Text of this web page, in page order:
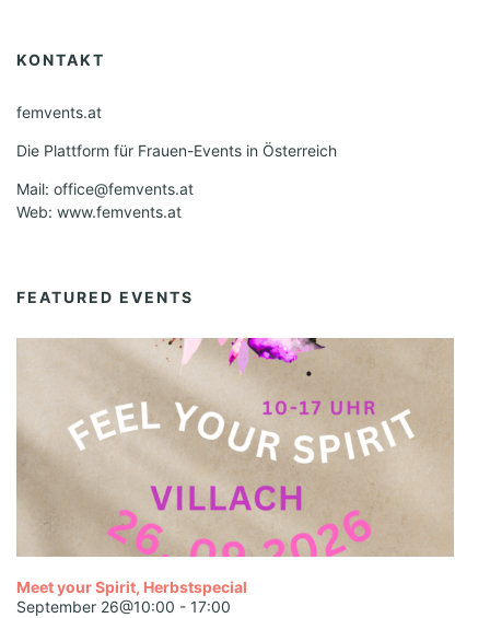
KONTAKT
femvents.at
Die Plattform für Frauen-Events in Österreich
Mail: office@femvents.at
Web: www.femvents.at
FEATURED EVENTS
Meet your Spirit, Herbstspecial
September 26@10:00 - 17:00